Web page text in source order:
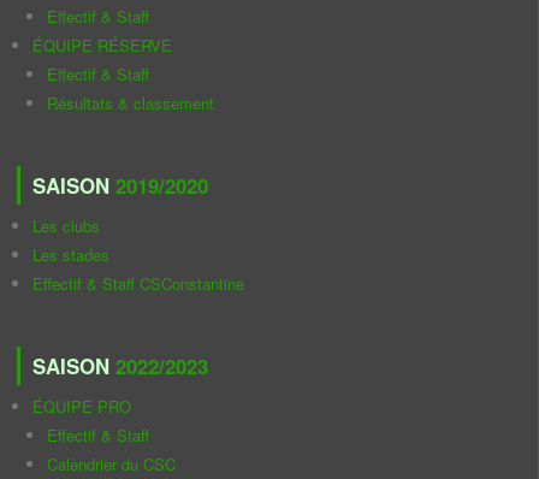
Effectif & Staff
ÉQUIPE RÉSERVE
Effectif & Staff
Résultats & classement
SAISON 2019/2020
Les clubs
Les stades
Effectif & Staff CSConstantine
SAISON 2022/2023
ÉQUIPE PRO
Effectif & Staff
Calendrier du CSC